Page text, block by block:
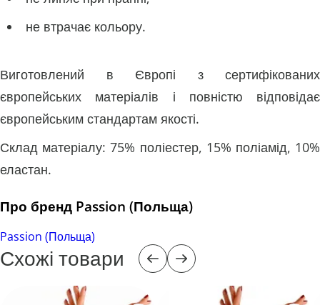
не втрачає кольору.
Виготовлений в Європі з сертифікованих
європейських матеріалів і повністю відповідає
європейським стандартам якості.
Склад матеріалу: 75% поліестер, 15% поліамід, 10%
еластан.
Про бренд Passion (Польща)
Passion (Польща)
Схожі товари